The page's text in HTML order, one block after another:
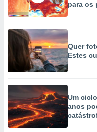
medir
dos
ou
de dados
fontes,
e melhorar
para os
Quer
Estes
Um
anos